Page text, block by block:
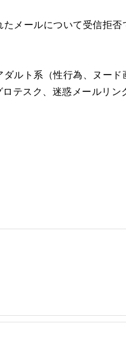
メールについて受信拒否
ルト系（性行為、ヌード
テスク、迷惑メールリン